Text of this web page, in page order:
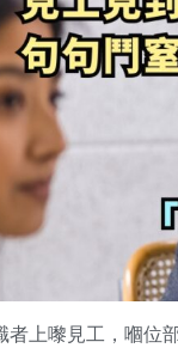
者上嚟見工，嗰位